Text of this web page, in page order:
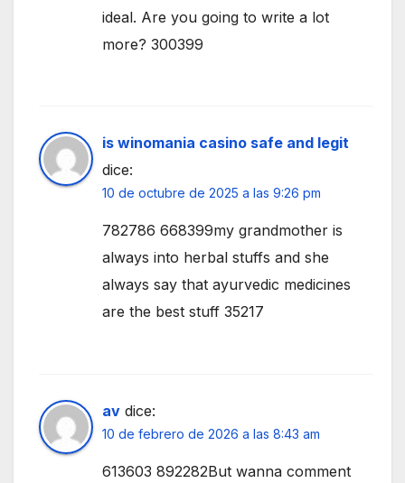
ideal. Are you going to write a lot
more? 300399
is winomania casino safe and legit
dice:
10 de octubre de 2025 a las 9:26 pm
782786 668399my grandmother is
always into herbal stuffs and she
always say that ayurvedic medicines
are the best stuff 35217
av dice:
10 de febrero de 2026 a las 8:43 am
613603 892282But wanna comment